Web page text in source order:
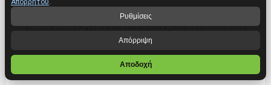
Τροφοδοτικό DALI-2 DT8 / PUSH DIM+CCT 24V 250W IP67
PFC
Απορρήτου.
Ρυθμίσεις
Απόρριψη
Αποδοχή